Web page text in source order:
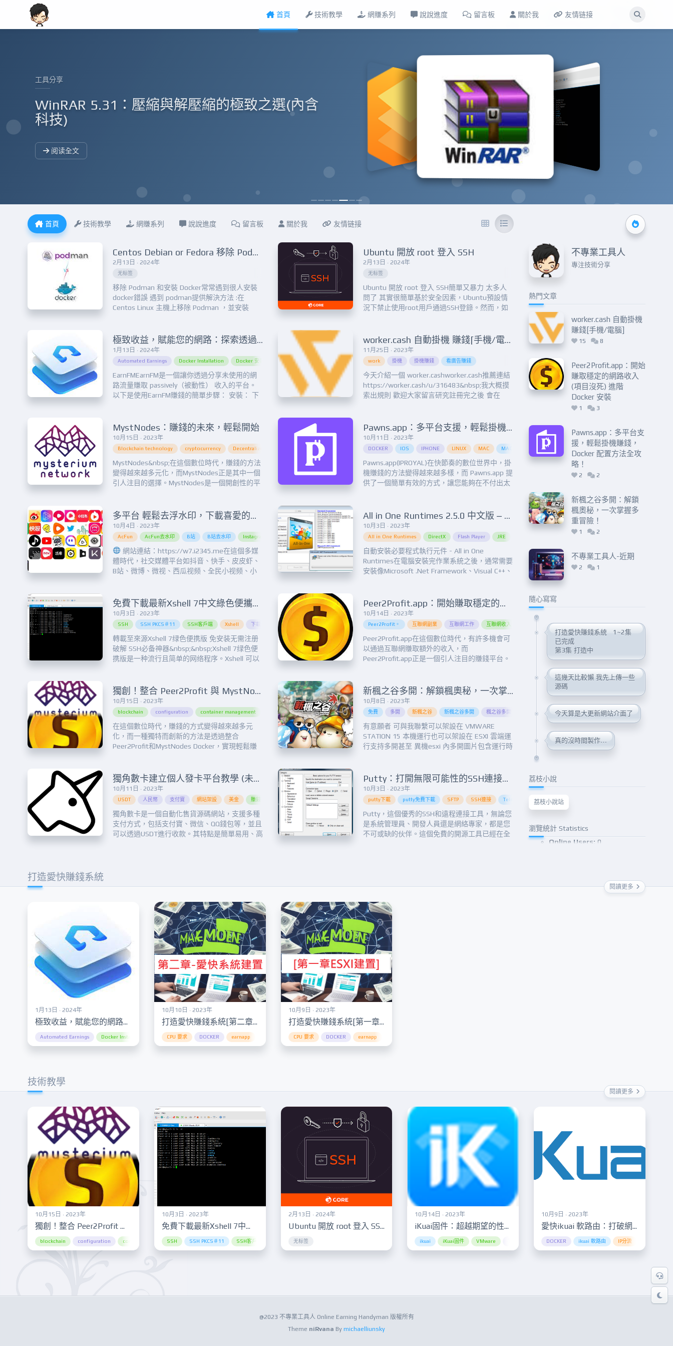
首頁 技術教學 網賺系列 說說進度 留言板 關於我 友情链接
工具分享
免費下載最新Xshell 7中文綠色便攜版，快速配
置使用教程
阅读全文
首頁 技術教學 網賺系列 說說進度 留言板 關於我 友情链接
2月13日 · 2024年
Centos Debian or Fedora 移除 Podman 和安裝 Docker
无标签
移除 Podman 和安裝 Docker常常遇到很人安裝
docker錯誤 遇到 podman提供解決方法 :在
Centos Linux 主機上移除 Podman ，並安裝
2月13日 · 2024年
Ubuntu 開放 root 登入 SSH
无标签
Ubuntu 開放 root 登入 SSH簡單又暴力 太多人
問了 其實很簡單基於安全因素，Ubuntu預設情
況下禁止使用root用戶通過SSH登錄。然而，如
Ubuntu 的 root 密碼, 輸...
1月13日 · 2024年
極致收益，賦能您的網路：探索透過EarnFM實現被動收入的世界！”Maximize Earnings and Empower Your Internet: Explore the World of Passive Income with EarnFM!”
Automated Earnings Docker Installation Docker 安裝 Global Progress Internet Bandwidth Sharing Passive Income Privacy and Data Security SEO (Search Engine Optimization) Support for Digital
EarnFMEarnFM是一個讓你透過分享未使用的網
路流量賺取 passively（被動性） 收入的平台。
以下是使用EarnFM賺錢的簡單步驟： 安裝： 下
錢： 讓EarnFM應用程式在你...
11月25日 · 2023年
worker.cash 自動掛機 賺錢[手機/電腦]
work 掛機 掛機賺錢 看廣告賺錢
今天介紹一個 worker.cashworker.cash推薦連結
https://worker.cash/u/316483&nbsp;我大概摸
索出規則 歡迎大家留言研究註冊完之後 會在
10月15日 · 2023年
MystNodes：賺錢的未來，輕鬆開始
Blockchain technology cryptocurrency Decentralized node operation Diverse node options. Earn rewards MystNodes Participate in the blockchain revolution Register account
MystNodes&nbsp;在這個數位時代，賺錢的方法
變得越來越多元化，而MystNodes正是其中一個
引人注目的選擇。MystNodes是一個開創性的平
紹MystNodes，以及如何輕鬆開始賺錢。...
10月11日 · 2023年
Pawns.app：多平台支援，輕鬆掛機賺錢，Docker 配置方法全攻略！
DOCKER IOS IPHONE LINUX MAC MACOS Pawns.app 個平台 優惠價格
Pawns.app(IPROYAL)在快節奏的數位世界中，掛
機賺錢的方法變得越來越多樣，而 Pawns.app 提
供了一個簡單有效的方式，讓您能夠在不付出太
法，以更輕鬆地參與賺錢活動。此外，我們...
10月4日 · 2023年
多平台 輕鬆去浮水印，下載喜愛的社交媒體影片！
AcFun AcFun去水印 B站 B站去水印 Instagram Instagram去水印 keep keep去水印 QQ看点 QQ看点去水印 Tiktok Tiktok去水印 Twitter去水印
網站連結：https://w7.i2345.me在這個多媒
體時代，社交媒體平台如抖音、快手、皮皮虾、
B站、微博、微视、西瓜视频、全民小视频、小
报、最右、阳光宽频网、Twitter、绿洲、美图秀
秀、Inst...
10月3日 · 2023年
All in One Runtimes 2.5.0 中文版 – 一鍵安裝系統必要元件：Microsoft .Net Framework、Visual C++、DirectX、Flash Player、JRE
All in One Runtimes DirectX Flash Player JRE Visual C++
自動安裝必要程式執行元件 - All in One
Runtimes在電腦安裝完作業系統之後，通常需要
安裝像Microsoft .Net Framework、Visual C++、
個程式內...
10月3日 · 2023年
免費下載最新Xshell 7中文綠色便攜版，快速配置使用教程
SSH SSH PKCS＃11 SSH客戶端 Xshell 下載 中文版 主密碼保護 伺服器管理 伺服器連接 使用指南 免費 免費下載 免費軟體 多主題模式 安全存儲 安全性 安全連接
轉載至來源Xshell 7绿色便携版 免安装无需注册
破解 SSH必备神器&nbsp;&nbsp;Xshell 7绿色便
携版是一种流行且简单的网络程序。Xshell 可以
10月14日 · 2023年
Peer2Profit.app：開始賺取穩定的網路收入(項目沒死) 進階Docker 安裝
Peer2Profit。 互聯網副業 互聯網工作 互聯網收入 在線收入 安全賺錢 網上收入
Peer2Profit.app在這個數位時代，有許多機會可
以通過互聯網賺取額外的收入，而
Peer2Profit.app正是一個引人注目的賺錢平台。
們深入了解 Peer2Profit.app，以及...
10月15日 · 2023年
獨創！整合 Peer2Profit 與 MystNodes Docker：賺錢如此簡單！Innovation Unleashed! Combining Peer2Profit and MystNodes Docker for Effortless Earnings!
blockchain configuration container management cryptocurrency decentralized computing digital age Docker containers Docker management tool Docker technology Docker容器
在這個數位時代，賺錢的方式變得越來越多元
化，而一種獨特而創新的方法是透過整合
Peer2Profit和MystNodes Docker，實現輕鬆賺
是一個革命性的平台，它允許用戶共享他們的計
算資源，以...
10月8日 · 2023年
新楓之谷多開：解鎖楓奧秘，一次掌握多重冒險！
免費 多開 新楓之谷 新楓之谷多開 楓之谷多開 破解新楓之谷 破解楓之谷
有意願者 可與我聯繫可以架設在 VMWARE
STATION 15 本機運行也可以架設在 ESXI 雲端運
行支持多開甚至 異機esxi 內多開圖片包含運行時
10月11日 · 2023年
獨角數卡建立個人發卡平台教學 (未完成) 可收費代架設
USDT 人民幣 支付寶 網站架設 美金 賺錢
獨角數卡是一個自動化售貨源碼網站，支援多種
支付方式，包括支付寶、微信、QQ錢包等，並且
可以透過USDT進行收款。其特點是簡單易用、高
10月3日 · 2023年
Putty：打開無限可能性的SSH連接工具
putty下載 putty免費下載 SFTP SSH連接 Telnet Windows工具
Putty，這個優秀的SSH和遠程連接工具，無論您
是系統管理員、開發人員還是網絡專家，都是您
不可或缺的伙伴。這個免費的開源工具已經在全
不專業工具人
專注技術分享
熱門文章
worker.cash 自動掛機
賺錢[手機/電腦]
15 8
Peer2Profit.app：開始
賺取穩定的網路收入
(項目沒死) 進階
Docker 安裝
1 3
Pawns.app：多平台支
援，輕鬆掛機賺錢，
Docker 配置方法全攻
略！
2 2
新楓之谷多開：解鎖
楓奧秘，一次掌握多
重冒險！
1 2
不專業工具人-近期
2 1
隨心寫寫
打造愛快賺錢系統1~2集
已完成
第3集 打造中
這幾天比較懶 我先上傳一些
源碼
今天算是大更新網站介面了
真的沒時間製作…
荔枝小說
荔枝小說站
瀏覽統計 Statistics
Online Users: 0
打造愛快賺錢系統
閱讀更多
1月13日 · 2024年
極致收益，賦能您的網路：探索透過EarnFM實現被動收入的世界！”Maximize Earnings and Empower Your Internet: Explore the World of Passive Income with EarnFM!”
Automated Earnings Docker Installation Docker 安裝 Global Progress Internet Bandwidth Sharing Passive Income Privacy and Data Security
10月10日 · 2023年
打造愛快賺錢系統[第二章-愛快系統建置]
CPU 要求 DOCKER earnapp ESXi 作業系統打底 ESXi 安裝教程
10月9日 · 2023年
打造愛快賺錢系統[第一章ESXI建置]
CPU 要求 DOCKER earnapp
技術教學
閱讀更多
10月15日 · 2023年
獨創！整合 Peer2Profit 與 MystNodes Docker：賺錢如此簡單！Innovation Unleashed! Combining Peer2Profit and MystNodes Docker for Effortless Earnings!
blockchain configuration container management cryptocurrency decentralized computing Docker management tool Docker technology Docker容器 Docker技術 Docker管理工具
10月3日 · 2023年
免費下載最新Xshell 7中文綠色便攜版，快速配置使用教程
SSH SSH PKCS＃11 SSH客戶端 下載 伺服器連接 使用指南 免費 免費軟體 多主題模式 安全存儲
2月13日 · 2024年
Ubuntu 開放 root 登入 SSH
无标签
10月14日 · 2023年
iKuai固件：超越期望的性能升級！解析iKuai固件的創新功能和下載方法
ikuai iKuai固件 VMware 下載方法 免費下載 創新功能 固件更新
10月9日 · 2023年
愛快ikuai 軟路由：打破網絡業界界限，加速您的數據流，同時支援DOCKER和虛擬機！
DOCKER ikuai 軟路由 IP分流
@2023 不專業工具人 Online Earning Handyman 版權所有
Theme niRvana By michaelliunsky